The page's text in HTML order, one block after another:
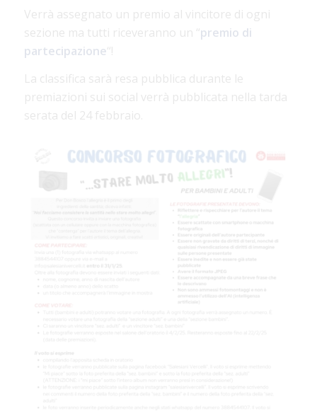
Verrà assegnato un premio al vincitore di ogni
sezione ma tutti riceveranno un “premio di
partecipazione“!
La classifica sarà resa pubblica durante le
premiazioni sui social verrà pubblicata nella tarda
serata del 24 febbraio.